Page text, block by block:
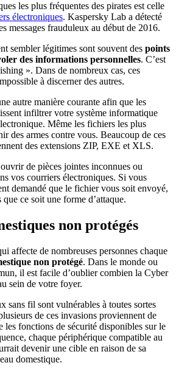
les plus fréquentes des pirates est celle
électroniques. Kaspersky Lab a détecté
messages frauduleux au début de 2016.
sembler légitimes sont souvent des points
des informations personnelles. C’est
». Dans de nombreux cas, ces
à discerner des autres.
autre manière courante afin que les
infiltrer votre système informatique
Même les fichiers les plus
des armes contre vous. Beaucoup de ces
des extensions ZIP, EXE et XLS.
de pièces jointes inconnues ou
vos courriers électroniques. Si vous
demandé que le fichier vous soit envoyé,
ce soit une forme d’attaque.
non protégés
affecte de nombreuses personnes chaque
non protégé. Dans le monde ou
il est facile d’oublier combien la Cyber
sein de votre foyer.
sans fil sont vulnérables à toutes sortes
de ces invasions proviennent de
les fonctions de sécurité disponibles sur le
chaque périphérique compatible au
devenir une cible en raison de sa
domestique.